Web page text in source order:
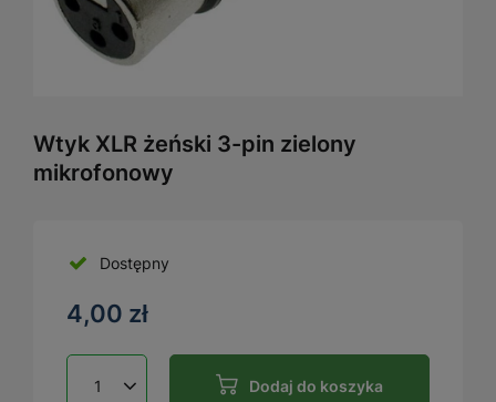
Wtyk XLR żeński 3-pin zielony
mikrofonowy
Dostępny
4,00 zł
Dodaj do koszyka